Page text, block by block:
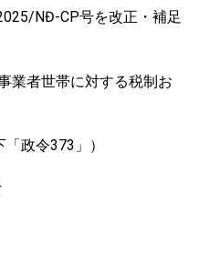
NĐ-CP号を改正・補足
業者世帯に対する税制お
政令373」）